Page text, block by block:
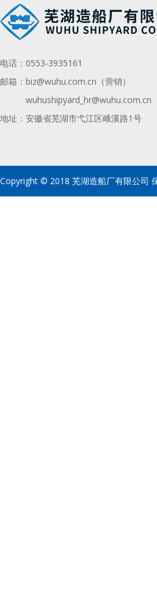
电话： 0553-3935161
邮箱： biz@wuhu.com.cn（营销）
wuhushipyard_hr@wuhu.com.cn
地址：安徽省芜湖市弋江区峨溪路1号
Copyright © 2018 芜湖造船厂有限公司